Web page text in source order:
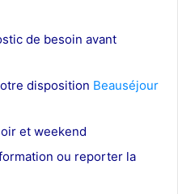
de besoin avant
disposition Beauséjour
et weekend
ou reporter la